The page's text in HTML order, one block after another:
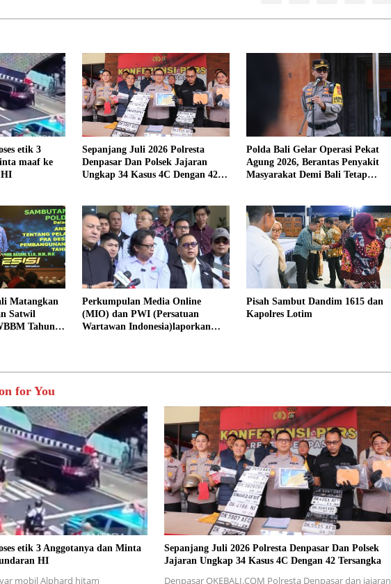
etik 3
maaf ke
HI
Sepanjang Juli 2026 Polresta
Denpasar Dan Polsek Jajaran
Ungkap 34 Kasus 4C Dengan 42
Polda Bali Gelar Operasi Pekat
Agung 2026, Berantas Penyakit
Masyarakat Demi Bali Tetap
Matangkan
Satwil
Tahun
Perkumpulan Media Online
(MIO) dan PWI (Persatuan
Wartawan Indonesia)laporkan
Pisah Sambut Dandim 1615 dan
Kapolres Lotim
for You
etik 3 Anggotanya dan Minta
HI
mobil Alphard hitam
Sepanjang Juli 2026 Polresta Denpasar Dan Polsek
Jajaran Ungkap 34 Kasus 4C Dengan 42 Tersangka
Denpasar OKEBALI.COM Polresta Denpasar dan jajaran